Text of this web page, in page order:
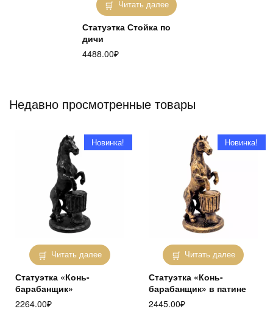
Читать далее
Статуэтка Стойка по
дичи
4488.00₽
Недавно просмотренные товары
Читать далее
Новинка!
Статуэтка «Конь-
барабанщик»
2264.00₽
Читать далее
Новинка!
Статуэтка «Конь-
барабанщик» в патине
2445.00₽